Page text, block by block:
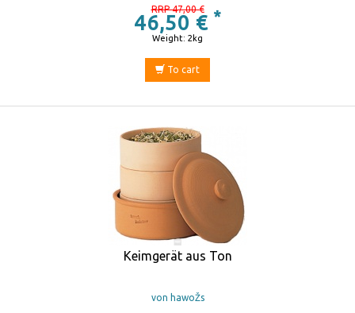
RRP 47,00 €
46,50 € *
Weight: 2kg
To cart
Keimgerät aus Ton
von hawoŽs